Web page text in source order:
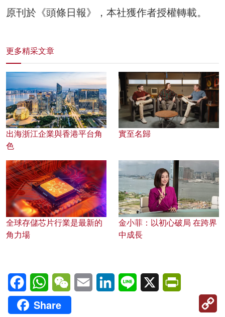
原刊於《頭條日報》，本社獲作者授權轉載。
更多精采文章
出海浙江企業與香港平台角
色
實至名歸
全球存儲芯片行業是最新的
角力場
金小菲：以初心破局 在跨界
中成長
FacebookWhatsAppWeChatEmail LinkedInLine X
Share